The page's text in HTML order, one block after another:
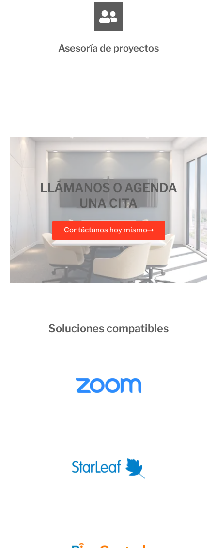
Asesoría de proyectos
LLÁMANOS O AGENDA
UNA CITA
Contáctanos hoy mismo
Soluciones compatibles